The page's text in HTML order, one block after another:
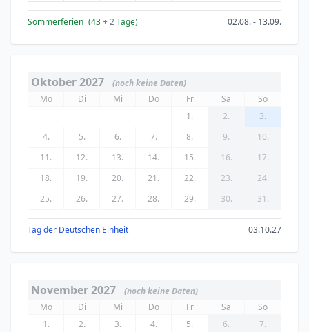
Sommerferien (43+ 2Tage) 02.08. - 13.09.
Oktober 2027
(noch keine Daten)
Mo
Di Mi Do Fr Sa
So
1.
2.
3.
4.
5. 6. 7. 8. 9.
10.
11.
12. 13. 14. 15. 16.
17.
18.
19. 20. 21. 22. 23.
24.
25.
26. 27. 28. 29. 30. 31.
Tag der Deutschen Einheit 03.10.27
November 2027
(noch keine Daten)
Mo
Di Mi Do Fr Sa
So
1.
2. 3. 4. 5. 6.
7.